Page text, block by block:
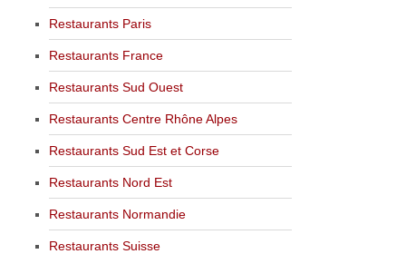
Restaurants Paris
Restaurants France
Restaurants Sud Ouest
Restaurants Centre Rhône Alpes
Restaurants Sud Est et Corse
Restaurants Nord Est
Restaurants Normandie
Restaurants Suisse